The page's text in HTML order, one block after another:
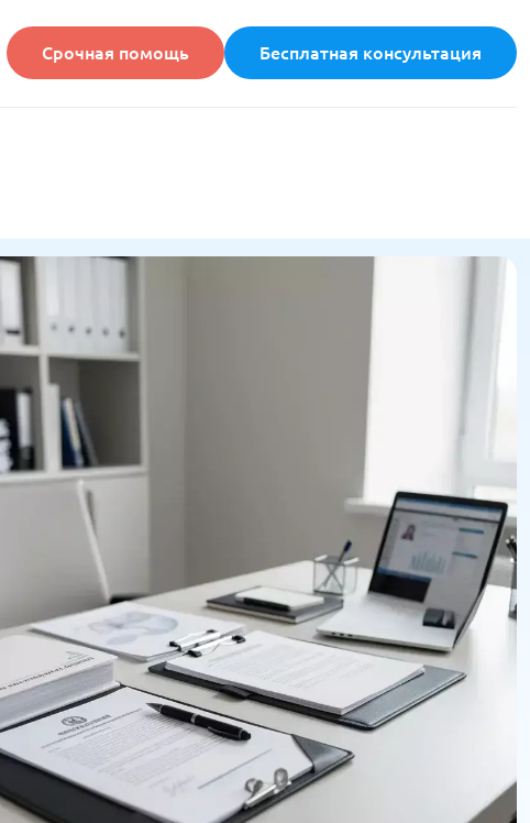
Срочная помощь Бесплатная консультация